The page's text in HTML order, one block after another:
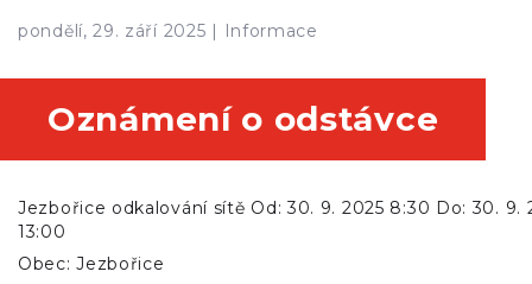
pondělí, 29. září 2025 | Informace
Oznámení o odstávce
Jezbořice odkalování sítě Od: 30. 9. 2025 8:30 Do: 30. 9.
13:00
Obec: Jezbořice